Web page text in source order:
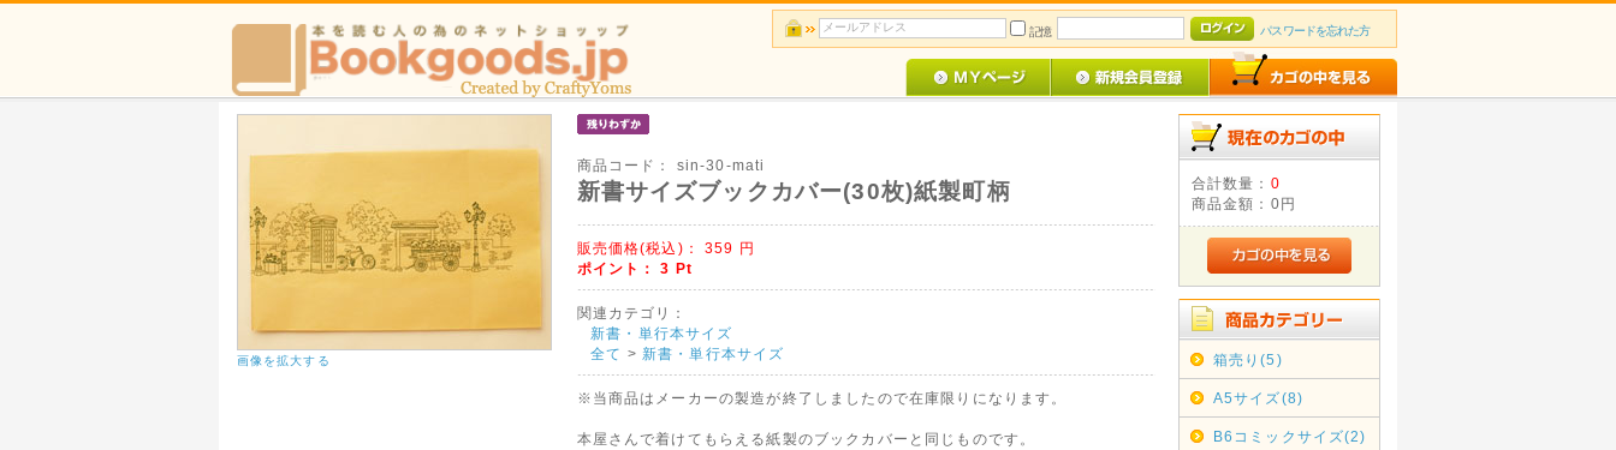
記憶 パスワードを忘れた方
画像を拡大する
商品コード： sin-30-mati
新書サイズブックカバー(30枚)紙製町柄
販売価格(税込)： 359 円
ポイント：3 Pt
関連カテゴリ：
新書・単行本サイズ
全て > 新書・単行本サイズ
※当商品はメーカーの製造が終了しましたので在庫限りになります。
本屋さんで着けてもらえる紙製のブックカバーと同じものです。
合計数量： 0
商品金額： 0円
箱売り(5)
A5サイズ(8)
B6コミックサイズ(2)